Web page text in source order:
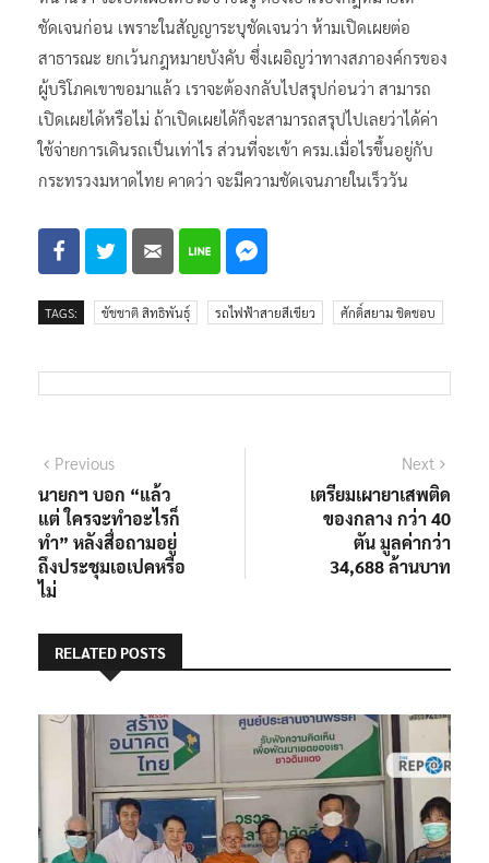
ส่วนสัญญาจ้างเดินรถ 2572-2585 ตามที่ กทม.ได้บอกไปก่อน
หน้านี้ว่า จะเปิดเผยให้ประชาชนรู้ ต้องเอาเรื่องกฎหมายให้
ชัดเจนก่อน เพราะในสัญญาระบุชัดเจนว่า ห้ามเปิดเผยต่อ
สาธารณะ ยกเว้นกฎหมายบังคับ ซึ่งเผอิญว่าทางสภาองค์กรของ
ผู้บริโภคเขาขอมาแล้ว เราจะต้องกลับไปสรุปก่อนว่า สามารถ
เปิดเผยได้หรือไม่ ถ้าเปิดเผยได้ก็จะสามารถสรุปไปเลยว่าได้ค่า
กระทรวงมหาดไทย คาดว่า จะมีความชัดเจนภายในเร็ววัน
แนะแนว
เรื่อง
PreviousPrevious
post:
นายกฯ บอก “แล้ว
แต่ ใครจะทำอะไรก็
ทำ” หลังสื่อถามอยู่
ไม่
Next
post:
เตรียมเผายาเสพติด
ของกลาง กว่า 40